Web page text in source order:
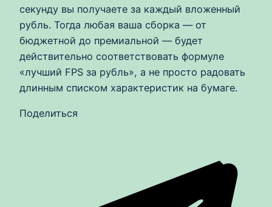
секунду вы получаете за каждый вложенный
рубль. Тогда любая ваша сборка — от
бюджетной до премиальной — будет
действительно соответствовать формуле
«лучший FPS за рубль», а не просто радовать
длинным списком характеристик на бумаге.
Поделиться